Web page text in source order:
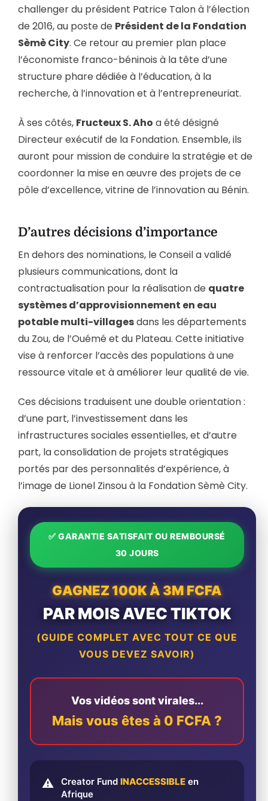
challenger du président Patrice Talon à l’élection
de 2016, au poste de Président de la Fondation
Sèmè City. Ce retour au premier plan place
l’économiste franco-béninois à la tête d’une
structure phare dédiée à l’éducation, à la
recherche, à l’innovation et à l’entrepreneuriat.
À ses côtés, Fructeux S. Aho a été désigné
Directeur exécutif de la Fondation. Ensemble, ils
auront pour mission de conduire la stratégie et de
coordonner la mise en œuvre des projets de ce
pôle d’excellence, vitrine de l’innovation au Bénin.
D’autres décisions d’importance
En dehors des nominations, le Conseil a validé
plusieurs communications, dont la
contractualisation pour la réalisation de quatre
systèmes d’approvisionnement en eau
potable multi-villagesdans les départements
du Zou, de l’Ouémé et du Plateau. Cette initiative
vise à renforcer l’accès des populations à une
ressource vitale et à améliorer leur qualité de vie.
Ces décisions traduisent une double orientation :
d’une part, l’investissement dans les
infrastructures sociales essentielles, et d’autre
part, la consolidation de projets stratégiques
portés par des personnalités d’expérience, à
l’image de Lionel Zinsou à la Fondation Sèmè City.
✅ GARANTIE SATISFAIT OU REMBOURSÉ
30 JOURS
GAGNEZ 100K À 3M FCFA
PAR MOIS AVEC TIKTOK
(GUIDE COMPLET AVEC TOUT CE QUE
VOUS DEVEZ SAVOIR)
Vos vidéos sont virales...
Mais vous êtes à 0 FCFA ?
⚠️ Creator Fund INACCESSIBLE en
Afrique